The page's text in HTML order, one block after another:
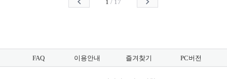
1 / 17
FAQ 이용안내 즐겨찾기 PC버전